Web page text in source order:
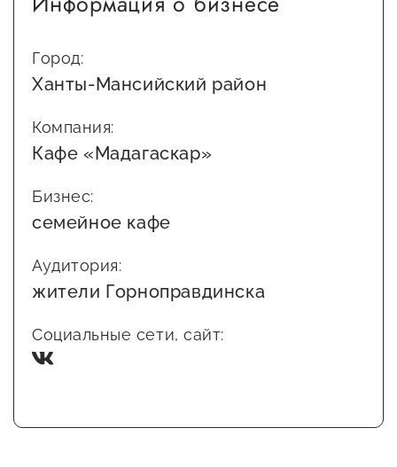
Город:
Ханты-Мансийский район
Компания:
Кафе «Мадагаскар»
Бизнес:
семейное кафе
Аудитория:
жители Горноправдинска
Социальные сети, сайт: